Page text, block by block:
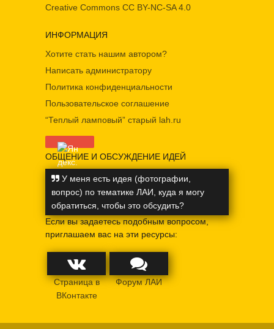
Creative Commons CC BY-NC-SA 4.0
ИНФОРМАЦИЯ
Хотите стать нашим автором?
Написать администратору
Политика конфиденциальности
Пользовательское соглашение
“Теплый ламповый” старый lah.ru
ОБЩЕНИЕ И ОБСУЖДЕНИЕ ИДЕЙ
У меня есть идея (фотографии,
вопрос) по тематике ЛАИ, куда я могу
обратиться, чтобы это обсудить?
Если вы задаетесь подобным вопросом,
приглашаем вас на эти ресурсы:
Страница в
ВКонтакте
Форум ЛАИ